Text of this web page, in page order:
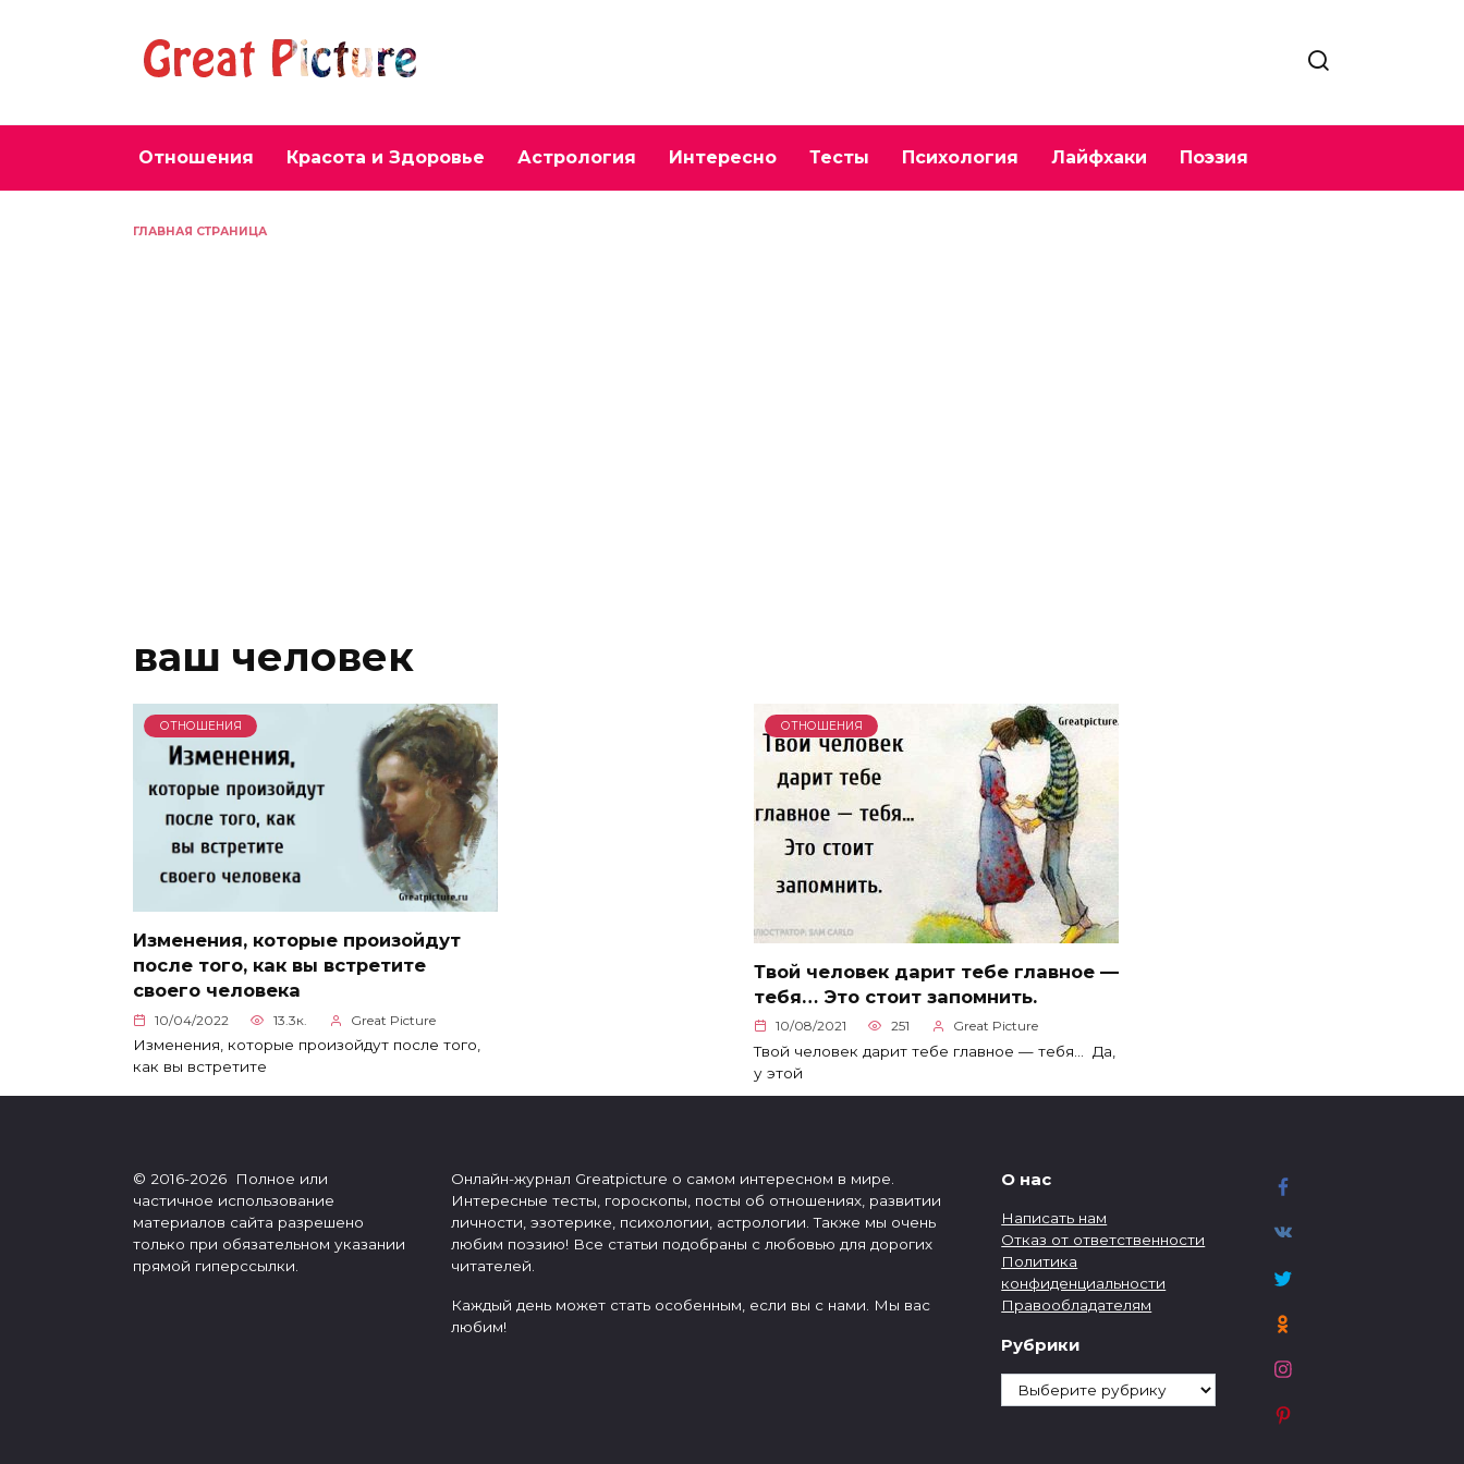
Отношения Красота и Здоровье Астрология Интересно Тесты Психология Лайфхаки Поэзия
ГЛАВНАЯ СТРАНИЦА
ваш человек
ОТНОШЕНИЯ
Изменения, которые произойдут
после того, как вы встретите
своего человека
10/04/2022 13.3к. Great Picture
Изменения, которые произойдут после того,
как вы встретите
ОТНОШЕНИЯ
Твой человек дарит тебе главное —
тебя… Это стоит запомнить.
10/08/2021 251 Great Picture
Твой человек дарит тебе главное — тебя… Да,
у этой
© 2016-2026 Полное или
частичное использование
материалов сайта разрешено
только при обязательном указании
прямой гиперссылки.
Онлайн-журнал Greatpicture о самом интересном в мире.
Интересные тесты, гороскопы, посты об отношениях, развитии
личности, эзотерике, психологии, астрологии. Также мы очень
любим поэзию! Все статьи подобраны с любовью для дорогих
читателей.
Каждый день может стать особенным, если вы с нами. Мы вас
любим!
О нас
Написать нам
Отказ от ответственности
Политика
конфиденциальности
Правообладателям
Рубрики
Рубрики